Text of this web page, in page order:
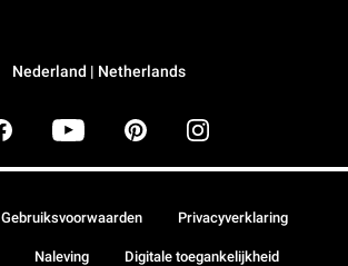
Nederland | Netherlands
Gebruiksvoorwaarden Privacyverklaring
Naleving Digitale toegankelijkheid